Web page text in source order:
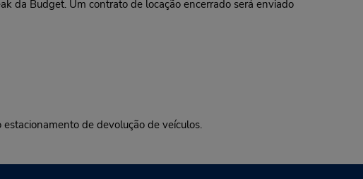
da Budget. Um contrato de locação encerrado será enviado
de devolução de veículos.